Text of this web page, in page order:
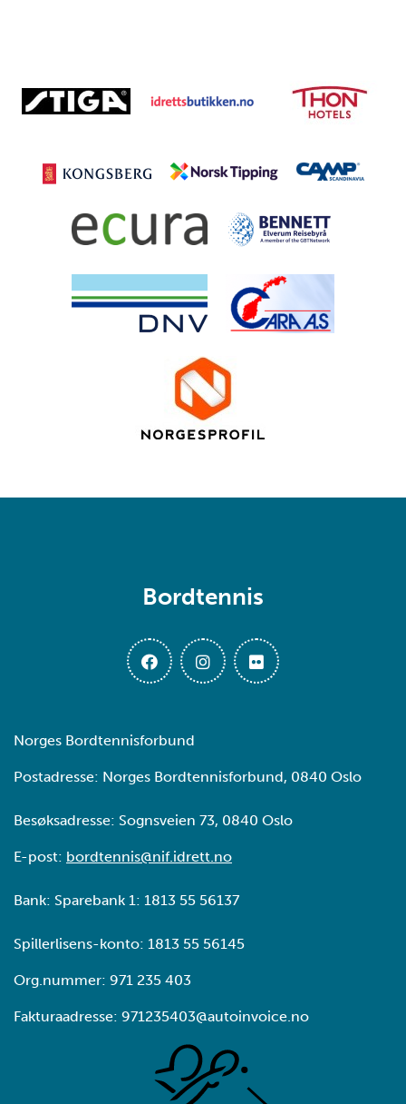
Bordtennis
Norges Bordtennisforbund
Postadresse: Norges Bordtennisforbund, 0840 Oslo
Besøksadresse: Sognsveien 73, 0840 Oslo
E-post: bordtennis@nif.idrett.no
Bank: Sparebank 1: 1813 55 56137
Spillerlisens-konto: 1813 55 56145
Org.nummer: 971 235 403
Fakturaadresse: 971235403@autoinvoice.no